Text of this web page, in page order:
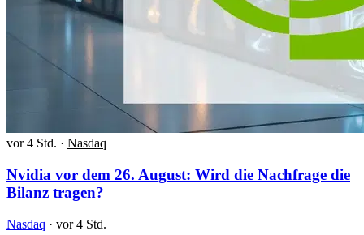
vor 4 Std. · Nasdaq
Nvidia vor dem 26. August: Wird die Nachfrage die
Bilanz tragen?
Nasdaq · vor 4 Std.